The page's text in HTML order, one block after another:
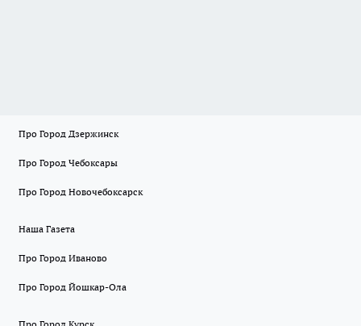
Про Город Дзержинск
Про Город Чебоксары
Про Город Новочебоксарск
Наша Газета
Про Город Иваново
Про Город Йошкар-Ола